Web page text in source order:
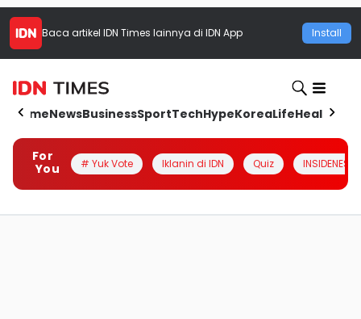
Baca artikel IDN Times lainnya di IDN App Install
HomeNewsBusinessSportTechHypeKoreaLifeHealth
For
You
# Yuk Vote Iklanin di IDN Quiz INSIDENESIA